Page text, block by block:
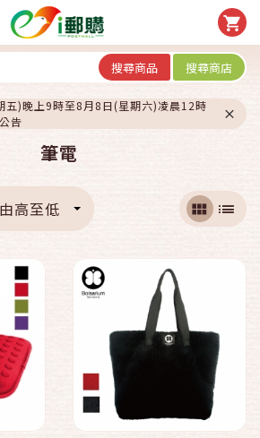
搜尋商品 搜尋商店
五)晚上9時至8月8日(星期六)凌晨12時
告
筆電
由高至低